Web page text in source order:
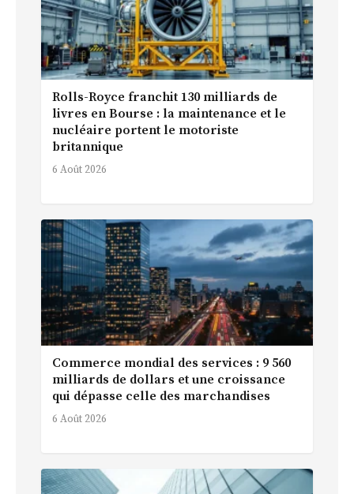
Rolls-Royce franchit 130 milliards de
livres en Bourse : la maintenance et le
nucléaire portent le motoriste
britannique
6 Août 2026
Commerce mondial des services : 9 560
milliards de dollars et une croissance
qui dépasse celle des marchandises
6 Août 2026